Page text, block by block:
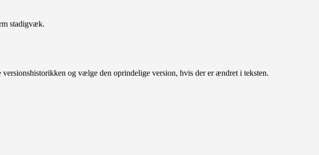
stadigvæk.
og vælge den oprindelige version, hvis der er ændret i teksten.